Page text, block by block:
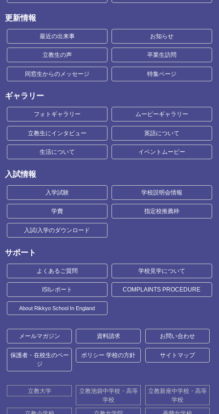
更新情報
最近の出来事 お知らせ
立教生の声 卒業生訪問
同窓生からのメッセージ 特集ページ
ギャラリー
フォトギャラリー ムービーギャラリー
立教生にインタビュー 英語について
生活について イベントムービー
入試情報
入学試験 学校説明会情報
学費 指定校推薦枠
入試/入学のダウンロード
サポート
よくあるご質問 学校見学について
ISIレポート COMPLAINTS PROCEDURE
About Rikkyo School In England
メールマガジン 資料請求 お問い合わせ
保護者・在校生のペー
ジ
ポリシー 学校の方針 サイトマップ
立教大学
立教池袋中学校・高等
学校
立教新座中学校・高等
学校